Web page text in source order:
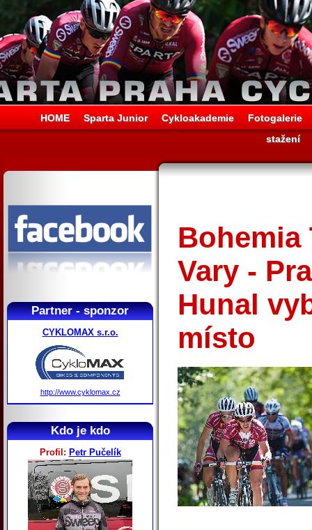
HOME Sparta Junior Cykloakademie
Fotogalerie
stažení
Partner - sponzor
CYKLOMAX s.r.o.
http://www.cyklomax.cz
Kdo je kdo
Profil: Petr Pučelík
Bohemia
Vary -
Hunal
místo